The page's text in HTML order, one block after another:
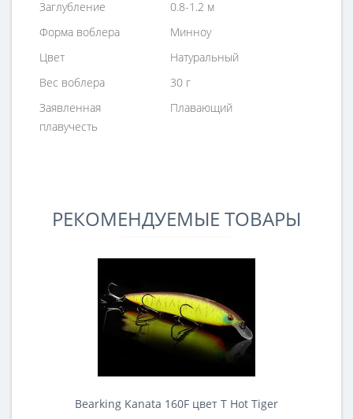
Заглубление
0.8-1.2 м
Форма воблера
Минноу
Цвет
Натуральный
Вес воблера
30 г
Заявленная
плавучесть
Плавающий
РЕКОМЕНДУЕМЫЕ ТОВАРЫ
Bearking Kanata 160F цвет T Hot Tiger